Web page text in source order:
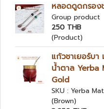
หลอดดูดกรอง
Group product
250 THB
(Product)
แก้วชาเยอร์บ
น้ำตาล
Gold
SKU : Yerba
(Brown)